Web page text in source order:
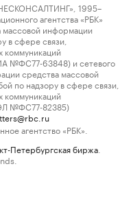
1995–
агентства «РБК»
массовой информации
в сфере связи,
коммуникаций
№ФС77-63848) и сетевого
средства массовой
по надзору в сфере связи,
коммуникаций
№ФС77-82385)
агентство «РБК».
Петербургская биржа